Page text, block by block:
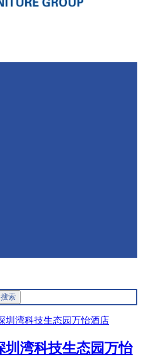
圳湾科技生态园万怡